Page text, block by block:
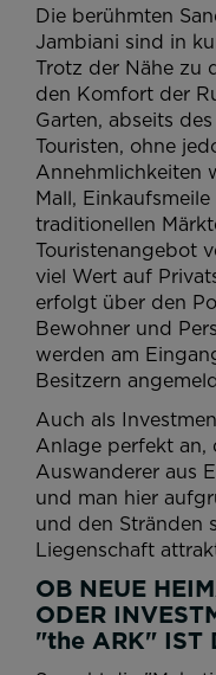
Die berühmten
Jambiani sind in
Trotz der Nähe zu
den Komfort der
Garten, abseits
Touristen, ohne
Annehmlichkeiten
Mall,
traditionellen
Touristenangebot
viel Wert auf
erfolgt über den
Bewohner und
werden am
Besitzern
Auch als
Anlage perfekt an,
Auswanderer aus
und man hier
und den Stränden
Liegenschaft
OB NEUE
ODER
"the ARK" IST